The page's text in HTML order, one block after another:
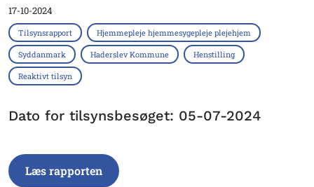
17-10-2024
Tilsynsrapport Hjemmepleje hjemmesygepleje plejehjem
Syddanmark Haderslev Kommune Henstilling
Reaktivt tilsyn
Dato for tilsynsbesøget: 05-07-2024
Læs rapporten